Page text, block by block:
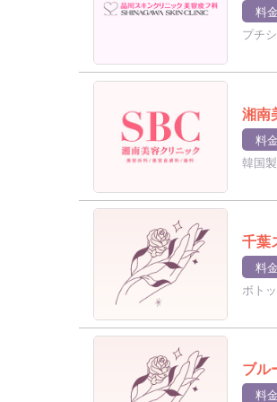
料金
プチ
湘南
料金
韓国
千葉
料金
ボト
ブル
料金